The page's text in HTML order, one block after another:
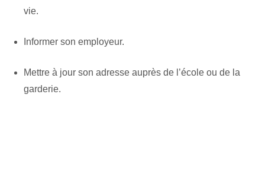
vie.
Informer son employeur.
Mettre à jour son adresse auprès de l’école ou de la
garderie.